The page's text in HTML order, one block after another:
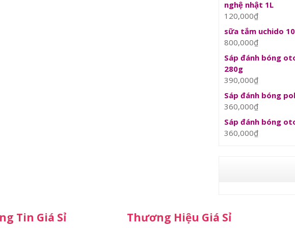
nghệ nhật 1L
120,000₫
sữa tắm uchido
800,000₫
Sáp đánh bóng
280g
390,000₫
Sáp đánh bóng
360,000₫
Sáp đánh bóng
360,000₫
Tin Giá Sỉ Thương Hiệu Giá Sỉ